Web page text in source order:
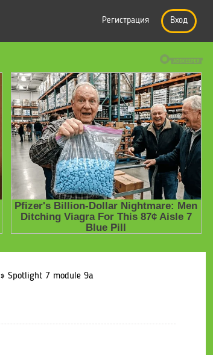
Регистрация Вход
» Spotlight 7 module 9a